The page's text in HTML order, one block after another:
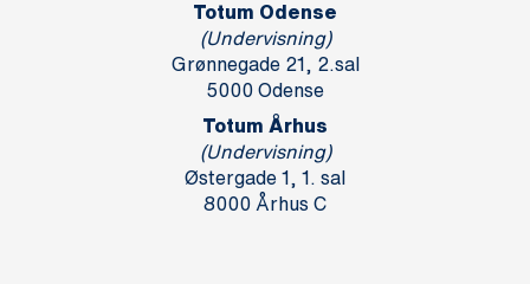
Totum Odense
(Undervisning)
Grønnegade 21, 2.sal
5000 Odense
Totum Århus
(Undervisning)
Østergade 1, 1. sal
8000 Århus C